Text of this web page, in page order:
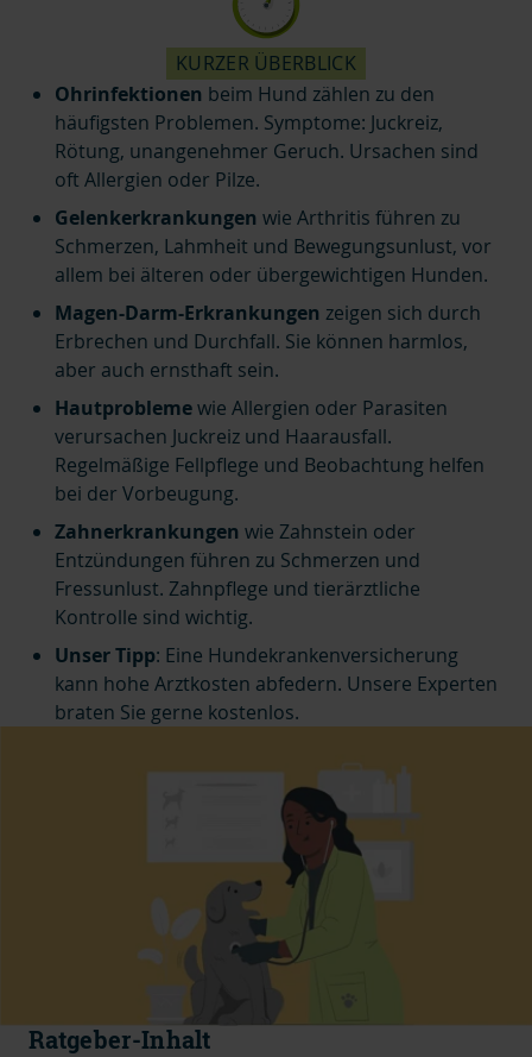
KURZER ÜBERBLICK
Ohrinfektionen beim Hund zählen zu den
häufigsten Problemen. Symptome: Juckreiz,
Rötung, unangenehmer Geruch. Ursachen sind
oft Allergien oder Pilze.
Gelenkerkrankungen wie Arthritis führen zu
Schmerzen, Lahmheit und Bewegungsunlust, vor
allem bei älteren oder übergewichtigen Hunden.
Magen-Darm-Erkrankungen zeigen sich durch
Erbrechen und Durchfall. Sie können harmlos,
aber auch ernsthaft sein.
Hautproblemewie Allergien oder Parasiten
verursachen Juckreiz und Haarausfall.
Regelmäßige Fellpflege und Beobachtung helfen
bei der Vorbeugung.
Zahnerkrankungen wie Zahnstein oder
Entzündungen führen zu Schmerzen und
Fressunlust. Zahnpflege und tierärztliche
Kontrolle sind wichtig.
Unser Tipp: Eine Hundekrankenversicherung
kann hohe Arztkosten abfedern. Unsere Experten
braten Sie gerne kostenlos.
Ratgeber-Inhalt